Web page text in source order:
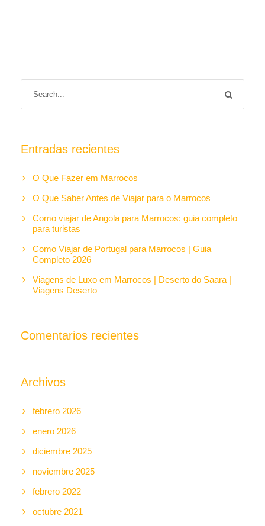
Entradas recientes
O Que Fazer em Marrocos
O Que Saber Antes de Viajar para o Marrocos
Como viajar de Angola para Marrocos: guia completo
para turistas
Como Viajar de Portugal para Marrocos | Guia
Completo 2026
Viagens de Luxo em Marrocos | Deserto do Saara |
Viagens Deserto
Comentarios recientes
Archivos
febrero 2026
enero 2026
diciembre 2025
noviembre 2025
febrero 2022
octubre 2021